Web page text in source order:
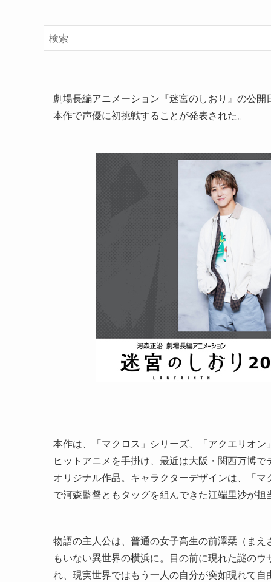
劇場長編アニメーション『迷宮のしおり』の公
本作で声優に初挑戦することが発表された。
本作は、「マクロス」シリーズ、「アクエリオ
ヒットアニメを手掛け、最近は大阪・関西万博
オリジナル作品。キャラクターデザインは、「
で河森監督ともタッグを組んできた江端里沙が担
物語の主人公は、普通の女子高生の前澤栞（ま
もいない異世界の横浜に。目の前に現れた謎の
れ、現実世界ではもう一人の自分が突如現れて